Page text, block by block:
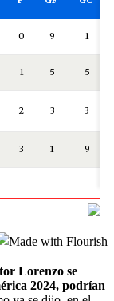
Lorenzo se
2024, podrían